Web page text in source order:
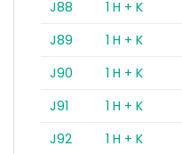
J88
1 H + K
J89
1 H + K
J90
1 H + K
J91
1 H + K
J92
1 H + K